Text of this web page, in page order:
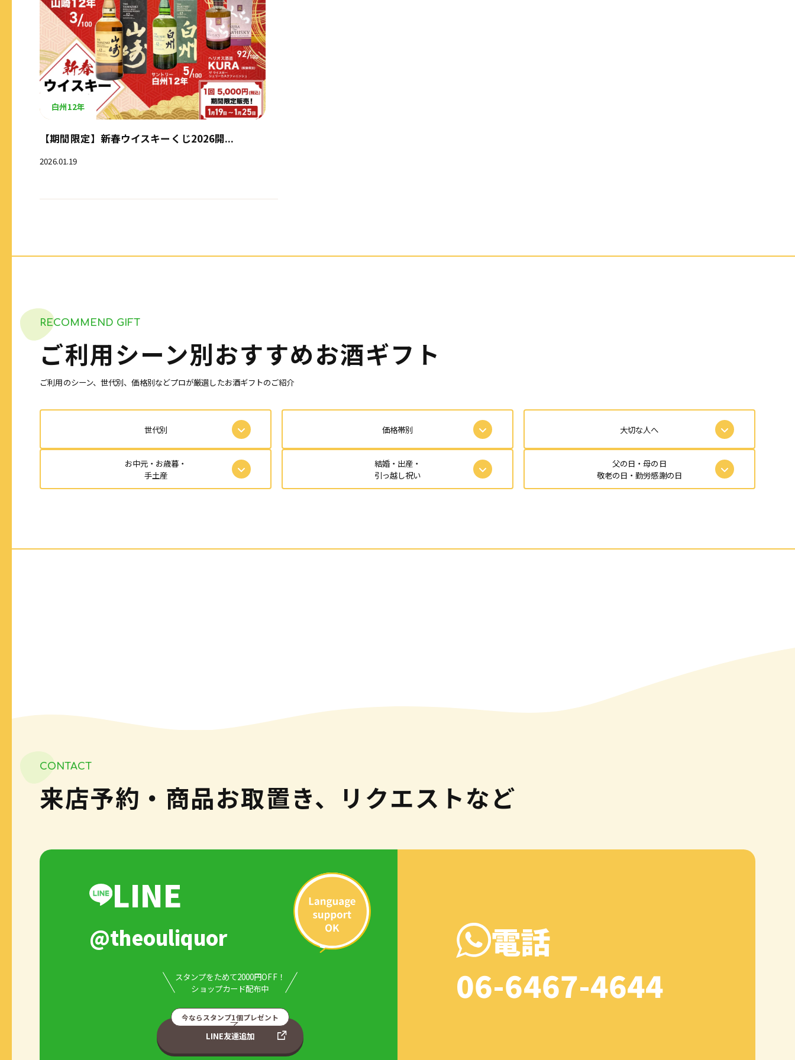
白州12年
【期間限定】新春ウイスキーくじ2026開...
2026.01.19
RECOMMEND GIFT
ご利用シーン別おすすめお酒ギフト
ご利用のシーン、世代別、価格別などプロが厳選したお酒ギフトのご紹介
世代別 価格帯別 大切な人へ
お中元・お歳暮・
手土産
結婚・出産・
引っ越し祝い
父の日・母の日
敬老の日・勤労感謝の日
CONTACT
来店予約・商品お取置き、リクエストなど
LINE
@theouliquor
スタンプをためて2000円OFF！
ショップカード配布中
今ならスタンプ1個プレゼント
LINE友達追加
電話
06-6467-4644